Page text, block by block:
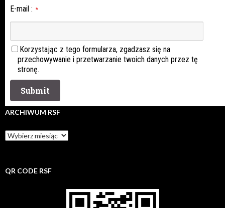
E-mail : *
Korzystając z tego formularza, zgadzasz się na
przechowywanie i przetwarzanie twoich danych przez tę
stronę.
ARCHIWUM RSF
Archiwum
rsf
QR CODE RSF